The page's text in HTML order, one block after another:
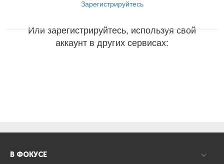
Зарегистрируйтесь
Или зарегистрируйтесь, используя свой
аккаунт в других сервисах:
В ФОКУСЕ